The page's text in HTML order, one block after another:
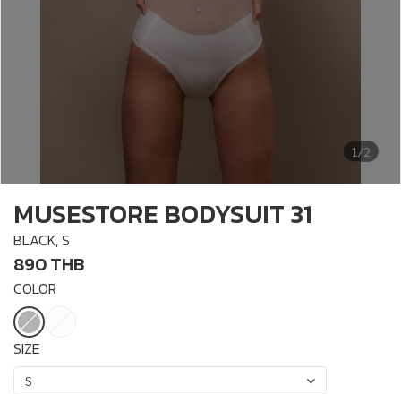
1/2
MUSESTORE BODYSUIT 31
BLACK, S
890 THB
COLOR
SIZE
S